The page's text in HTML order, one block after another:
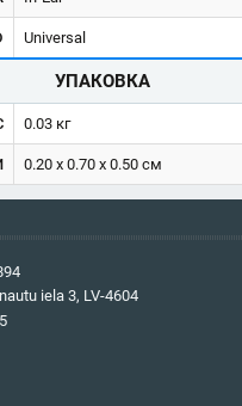
Universal
УПАКОВКА
0.03 кг
0.20 x 0.70 x 0.50 см
iela 3, LV-4604